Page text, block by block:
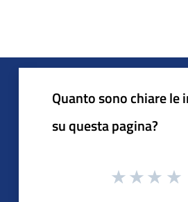
Quanto sono chiare le
su questa pagina?